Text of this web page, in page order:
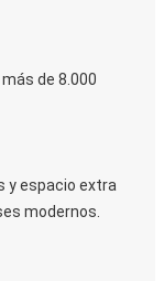
de 8.000
y espacio extra
modernos.